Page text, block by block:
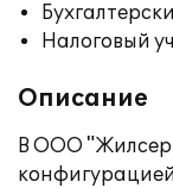
Налоговый
Описание
В ООО